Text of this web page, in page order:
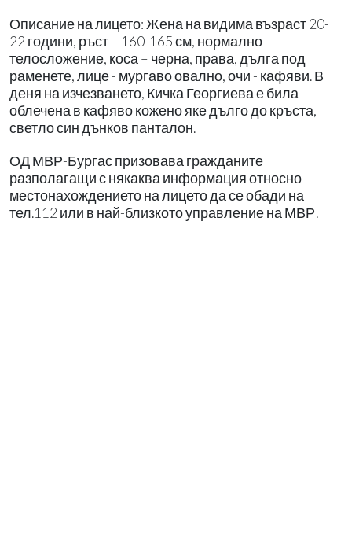
Описание на лицето: Жена на видима възраст 20-
22 години, ръст – 160-165 см, нормално
телосложение, коса – черна, права, дълга под
раменете, лице - мургаво овално, очи - кафяви. В
деня на изчезването, Кичка Георгиева е била
облечена в кафяво кожено яке дълго до кръста,
светло син дънков панталон.
ОД МВР-Бургас призовава гражданите
разполагащи с някаква информация относно
местонахождението на лицето да се обади на
тел.112 или в най-близкото управление на МВР!